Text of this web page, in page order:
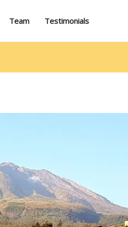
Team Testimonials